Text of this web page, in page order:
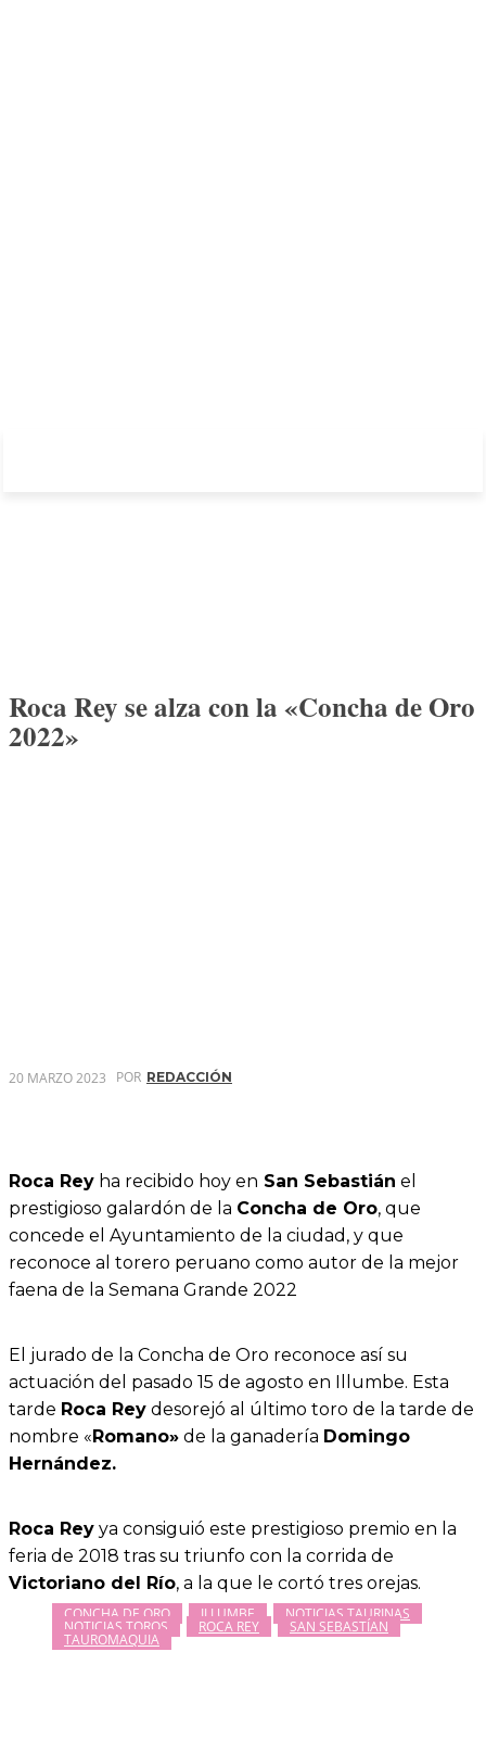
Roca Rey se alza con la «Concha de Oro
2022»
20 MARZO 2023 POR REDACCIÓN
Roca Rey ha recibido hoy en San Sebastián el
prestigioso galardón de la Concha de Oro, que
concede el Ayuntamiento de la ciudad, y que
reconoce al torero peruano como autor de la mejor
faena de la Semana Grande 2022
El jurado de la Concha de Oro reconoce así su
actuación del pasado 15 de agosto en Illumbe. Esta
tarde Roca Rey desorejó al último toro de la tarde de
nombre «Romano» de la ganadería Domingo
Hernández.
Roca Rey ya consiguió este prestigioso premio en la
feria de 2018 tras su triunfo con la corrida de
Victoriano del Río, a la que le cortó tres orejas.
CONCHA DE ORO ILLUMBE NOTICIAS TAURINAS
NOTICIAS TOROS ROCA REY SAN SEBASTÍAN
TAUROMAQUIA